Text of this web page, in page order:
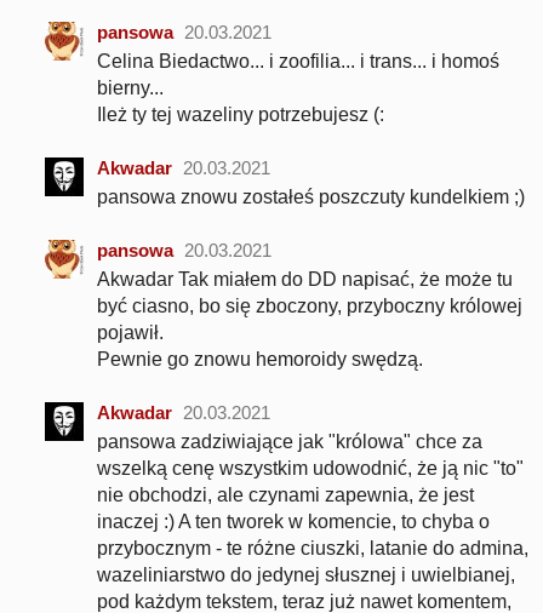
pansowa 20.03.2021
Celina Biedactwo... i zoofilia... i trans... i homoś
bierny...
Ileż ty tej wazeliny potrzebujesz (:
Akwadar 20.03.2021
pansowa znowu zostałeś poszczuty kundelkiem ;)
pansowa 20.03.2021
Akwadar Tak miałem do DD napisać, że może tu
być ciasno, bo się zboczony, przyboczny królowej
pojawił.
Pewnie go znowu hemoroidy swędzą.
Akwadar 20.03.2021
pansowa zadziwiające jak "królowa" chce za
wszelką cenę wszystkim udowodnić, że ją nic "to"
nie obchodzi, ale czynami zapewnia, że jest
inaczej :) A ten tworek w komencie, to chyba o
przybocznym - te różne ciuszki, latanie do admina,
wazeliniarstwo do jedynej słusznej i uwielbianej,
pod każdym tekstem, teraz już nawet komentem,